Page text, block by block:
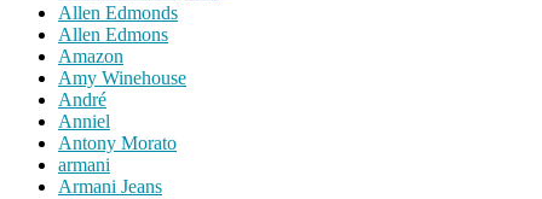
Allen Edmonds
Allen Edmons
Amazon
Amy Winehouse
André
Anniel
Antony Morato
armani
Armani Jeans